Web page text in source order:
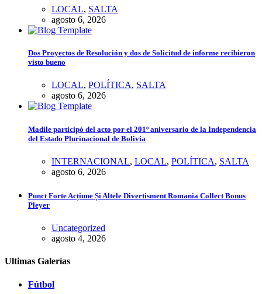
LOCAL, SALTA
agosto 6, 2026
Dos Proyectos de Resolución y dos de Solicitud de informe recibieron
visto bueno
LOCAL, POLÍTICA, SALTA
agosto 6, 2026
Madile participó del acto por el 201º aniversario de la Independencia
del Estado Plurinacional de Bolivia
INTERNACIONAL, LOCAL, POLÍTICA, SALTA
agosto 6, 2026
Punct Forte Acțiune Și Altele Divertisment Romania Collect Bonus
Pleyer
Uncategorized
agosto 4, 2026
Ultimas Galerías
Fútbol